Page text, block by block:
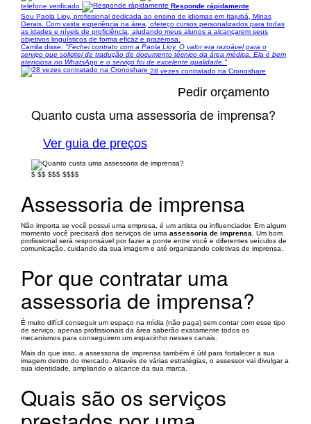
telefone verificado
Responde rápidamente
Sou Paola Lioy, profissional dedicada ao ensino de idiomas em Itajubá, Minas
Gerais. Com vasta experiência na área, ofereço cursos personalizados para todas
as idades e níveis de proficiência, ajudando meus alunos a alcançarem seus
objetivos linguísticos de forma eficaz e prazerosa.
Camila disse: "Fechei contrato com a Paola Lioy. O valor era razoável para o
serviço que solicitei de tradução de documento técnico da área médica. Ela é bem
atenciosa no WhatsApp e o serviço foi de excelente qualidade."
28 vezes contratado na Cronoshare
Pedir orçamento
Quanto custa uma assessoria de imprensa?
Ver guia de preços
$ $$ $$$ $$$$
Assessoria de imprensa
Não importa se você possui uma empresa, é um artista ou influenciador. Em algum
momento você precisará dos serviços de uma assessoria de imprensa . Um bom
profissional será responsável por fazer a ponte entre você e diferentes veículos de
comunicação, cuidando da sua imagem e até organizando coletivas de imprensa.
Por que contratar uma
assessoria de imprensa?
É muito difícil conseguir um espaço na mídia (não paga) sem contar com esse tipo
de serviço. apenas profissionais da área saberão exatamente todos os
mecanismos para conseguirem um espacinho nesses canais.
Mais do que isso, a assessoria de imprensa também é útil para fortalecer a sua
imagem dentro do mercado. Através de várias estratégias, o assessor vai divulgar a
sua identidade, ampliando o alcance da sua marca.
Quais são os serviços